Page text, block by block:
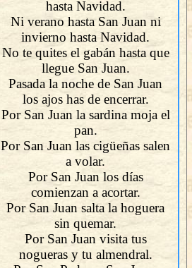
hasta Navidad.
Ni verano hasta San Juan ni
invierno hasta Navidad.
No te quites el gabán hasta que
llegue San Juan.
Pasada la noche de San Juan
los ajos has de encerrar.
Por San Juan la sardina moja el
pan.
Por San Juan las cigüeñas salen
a volar.
Por San Juan los días
comienzan a acortar.
Por San Juan salta la hoguera
sin quemar.
Por San Juan visita tus
nogueras y tu almendral.